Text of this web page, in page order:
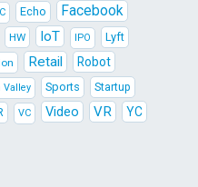
Echo Facebook
HW IoT IPO Lyft
Retail Robot
Valley Sports Startup
VC Video VR YC